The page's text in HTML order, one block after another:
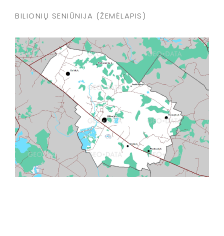
BILIONIŲ SENIŪNIJA (ŽEMĖLAPIS)